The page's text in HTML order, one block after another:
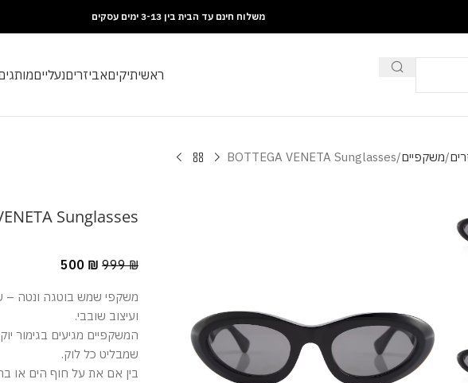
משלוח חינם עד הבית בין 3-13 ימים עסקים
ראשיתיקיםאביזריםנעליים
משקפיים BOTTEGA VENETA Sunglasses
Sunglasses
999₪
500 ₪
משקפי שמש בוטגה ונטה –
ועיצוב שובבי.
המשקפיים מגיעים בגימור
שמבליט כל לוק.
בין אם את על חוף הים או